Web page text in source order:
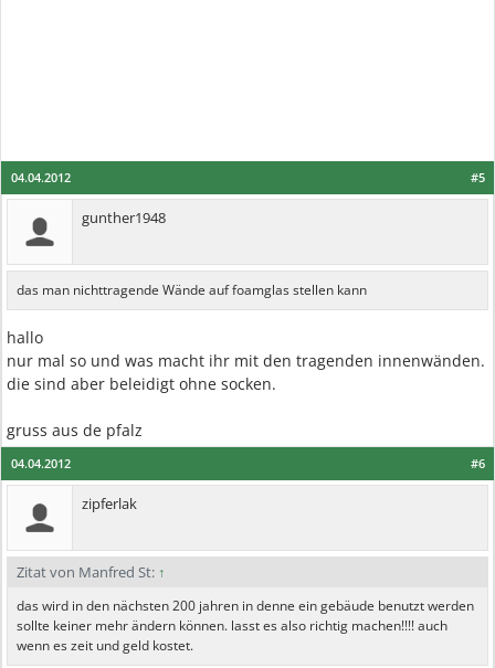
#5
04.04.2012
gunther1948
das man nichttragende Wände auf foamglas stellen kann
hallo
nur mal so und was macht ihr mit den tragenden innenwänden.
die sind aber beleidigt ohne socken.
gruss aus de pfalz
#6
04.04.2012
zipferlak
Zitat von Manfred St: ↑
das wird in den nächsten 200 jahren in denne ein gebäude benutzt werden
sollte keiner mehr ändern können. lasst es also richtig machen!!!! auch
wenn es zeit und geld kostet.